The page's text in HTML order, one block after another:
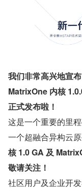
我们非常高兴地宣布
MatrixOne 内核
正式发布啦！
这是一个重要的里
一个超融合异构云
核 1.0 GA 及
敬请关注！
社区用户及企业开